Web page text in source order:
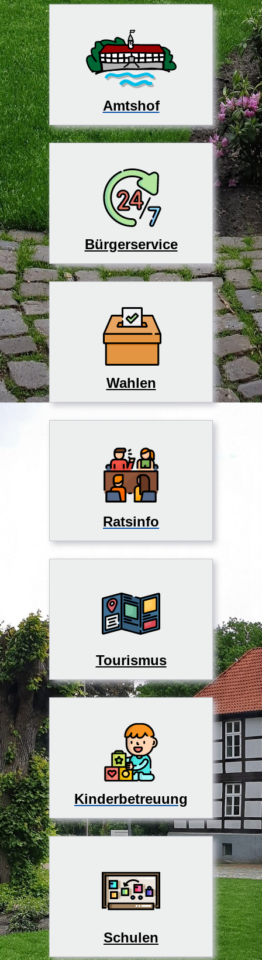
Amtshof
Bürgerservice
Wahlen
Ratsinfo
Tourismus
Kinderbetreuung
Schulen